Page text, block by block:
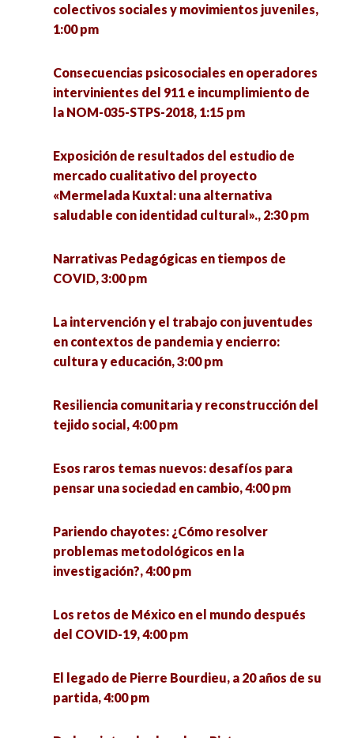
académicos universitarios, 6:30 pm
desde el Cine, 7:30 pm
La función social de las Ciencias sociales, 6:00
Representaciones Sociales e Imaginarios
Colectivos de expresiones culturales urbanas
en Mazatlán: Freestyle, Kpop, Danza Urbana,
colectivos sociales y movimientos juveniles,
1:00 pm
Consecuencias psicosociales en operadores
intervinientes del 911 e incumplimiento de
la NOM-035-STPS-2018, 1:15 pm
Exposición de resultados del estudio de
mercado cualitativo del proyecto
«Mermelada Kuxtal: una alternativa
saludable con identidad cultural»., 2:30 pm
Narrativas Pedagógicas en tiempos de
COVID, 3:00 pm
La intervención y el trabajo con juventudes
en contextos de pandemia y encierro:
cultura y educación, 3:00 pm
Resiliencia comunitaria y reconstrucción del
tejido social, 4:00 pm
Esos raros temas nuevos: desafíos para
pensar una sociedad en cambio, 4:00 pm
Pariendo chayotes: ¿Cómo resolver
problemas metodológicos en la
investigación?, 4:00 pm
Los retos de México en el mundo después
del COVID-19, 4:00 pm
El legado de Pierre Bourdieu, a 20 años de su
partida, 4:00 pm